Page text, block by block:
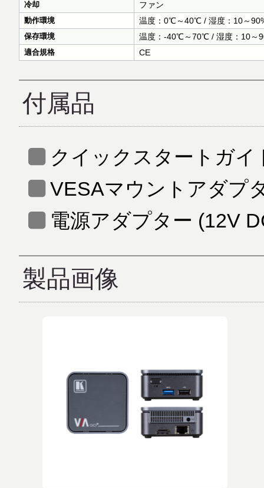
冷却 ファン
動作環境 温度：0℃～40℃ / 湿度：10～
保存環境 温度：-40℃～70℃ / 湿度：10～
適合規格 CE
付属品
クイックスタートガイ
VESAマウントアダプ
電源アダプター (12V
製品画像